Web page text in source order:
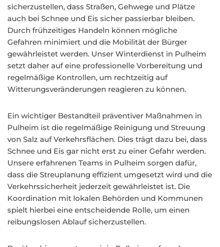
sicherzustellen, dass Straßen, Gehwege und Plätze
auch bei Schnee und Eis sicher passierbar bleiben.
Durch frühzeitiges Handeln können mögliche
Gefahren minimiert und die Mobilität der Bürger
gewährleistet werden. Unser Winterdienst in Pulheim
setzt daher auf eine professionelle Vorbereitung und
regelmäßige Kontrollen, um rechtzeitig auf
Witterungsveränderungen reagieren zu können.
Ein wichtiger Bestandteil präventiver Maßnahmen in
Pulheim ist die regelmäßige Reinigung und Streuung
von Salz auf Verkehrsflächen. Dies trägt dazu bei, dass
Schnee und Eis gar nicht erst zu einer Gefahr werden.
Unsere erfahrenen Teams in Pulheim sorgen dafür,
dass die Streuplanung effizient umgesetzt wird und die
Verkehrssicherheit jederzeit gewährleistet ist. Die
Koordination mit lokalen Behörden und Kommunen
spielt hierbei eine entscheidende Rolle, um einen
reibungslosen Ablauf sicherzustellen.